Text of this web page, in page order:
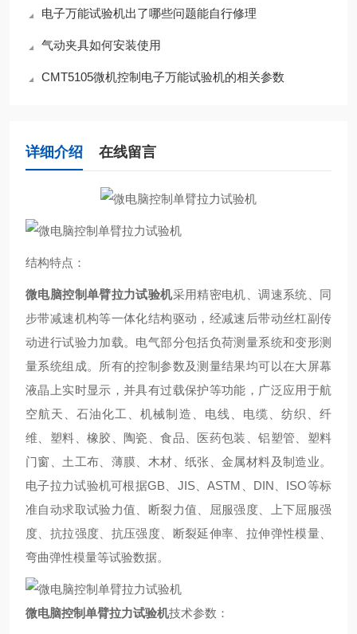
电子万能试验机出了哪些问题能自行修理
气动夹具如何安装使用
CMT5105微机控制电子万能试验机的相关参数
详细介绍 在线留言
结构特点：
微电脑控制单臂拉力试验机采用精密电机、调速系统、同
步带减速机构等一体化结构驱动，经减速后带动丝杠副传
动进行试验力加载。电气部分包括负荷测量系统和变形测
量系统组成。所有的控制参数及测量结果均可以在大屏幕
液晶上实时显示，并具有过载保护等功能，广泛应用于航
空航天、石油化工、机械制造、电线、电缆、纺织、纤
维、塑料、橡胶、陶瓷、食品、医药包装、铝塑管、塑料
门窗、土工布、薄膜、木材、纸张、金属材料及制造业。
电子拉力试验机可根据GB、JIS、ASTM、DIN、ISO等标
准自动求取试验力值、断裂力值、屈服强度、上下屈服强
度、抗拉强度、抗压强度、断裂延伸率、拉伸弹性模量、
弯曲弹性模量等试验数据。
微电脑控制单臂拉力试验机技术参数：